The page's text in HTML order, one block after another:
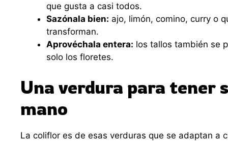
que gusta a casi todos.
Sazónala bien: ajo, limón, comino, curry o
transforman.
Aprovéchala entera: los tallos también se
solo los floretes.
Una verdura para tener
mano
La coliflor es de esas verduras que se adaptan a